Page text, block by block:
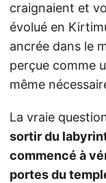
craignaient et
évolué en
ancrée dans le
perçue comme
même
La vraie
sortir du
commencé à
portes du